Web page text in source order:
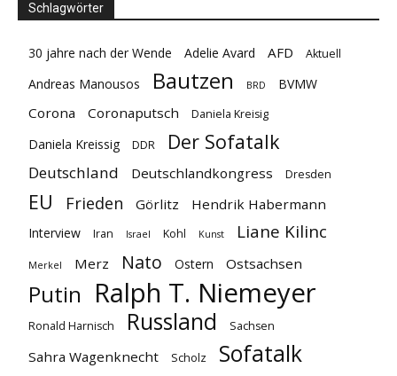
Schlagwörter
30 jahre nach der Wende Adelie Avard AFD Aktuell
Andreas Manousos Bautzen BRD BVMW
Corona Coronaputsch Daniela Kreisig
Daniela Kreissig DDR Der Sofatalk
Deutschland Deutschlandkongress Dresden
EU Frieden Görlitz Hendrik Habermann
Interview Iran Israel Kohl Kunst Liane Kilinc
Merkel Merz Nato Ostern Ostsachsen
Putin Ralph T. Niemeyer
Ronald Harnisch Russland Sachsen
Sahra Wagenknecht Scholz Sofatalk